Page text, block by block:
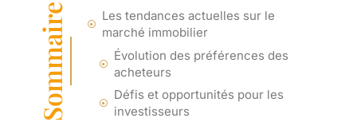
Sommaire
Les tendances actuelles sur le
marché immobilier
Évolution des préférences des
acheteurs
Défis et opportunités pour les
investisseurs